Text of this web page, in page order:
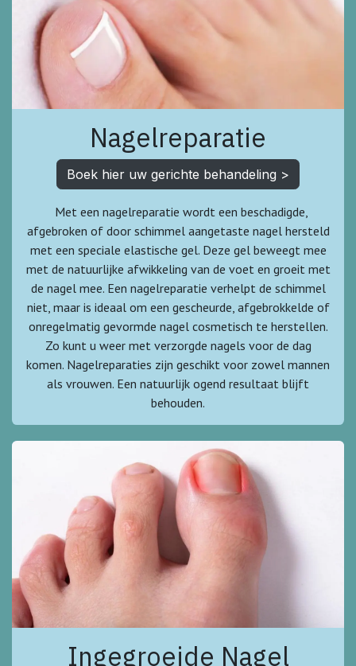
Nagelreparatie
Boek hier uw gerichte behandeling >
Met een nagelreparatie wordt een beschadigde,
afgebroken of door schimmel aangetaste nagel hersteld
met een speciale elastische gel. Deze gel beweegt mee
met de natuurlijke afwikkeling van de voet en groeit met
de nagel mee. Een nagelreparatie verhelpt de schimmel
niet, maar is ideaal om een gescheurde, afgebrokkelde of
onregelmatig gevormde nagel cosmetisch te herstellen.
Zo kunt u weer met verzorgde nagels voor de dag
komen. Nagelreparaties zijn geschikt voor zowel mannen
als vrouwen. Een natuurlijk ogend resultaat blijft
behouden.
Ingegroeide Nagel